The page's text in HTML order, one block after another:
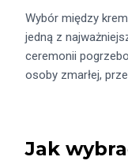
Wybór między
jedną z
ceremonii
osoby zmarłej,
Jak